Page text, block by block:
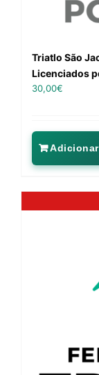
Triatlo São
Licenciados
30,00€
Adicionar